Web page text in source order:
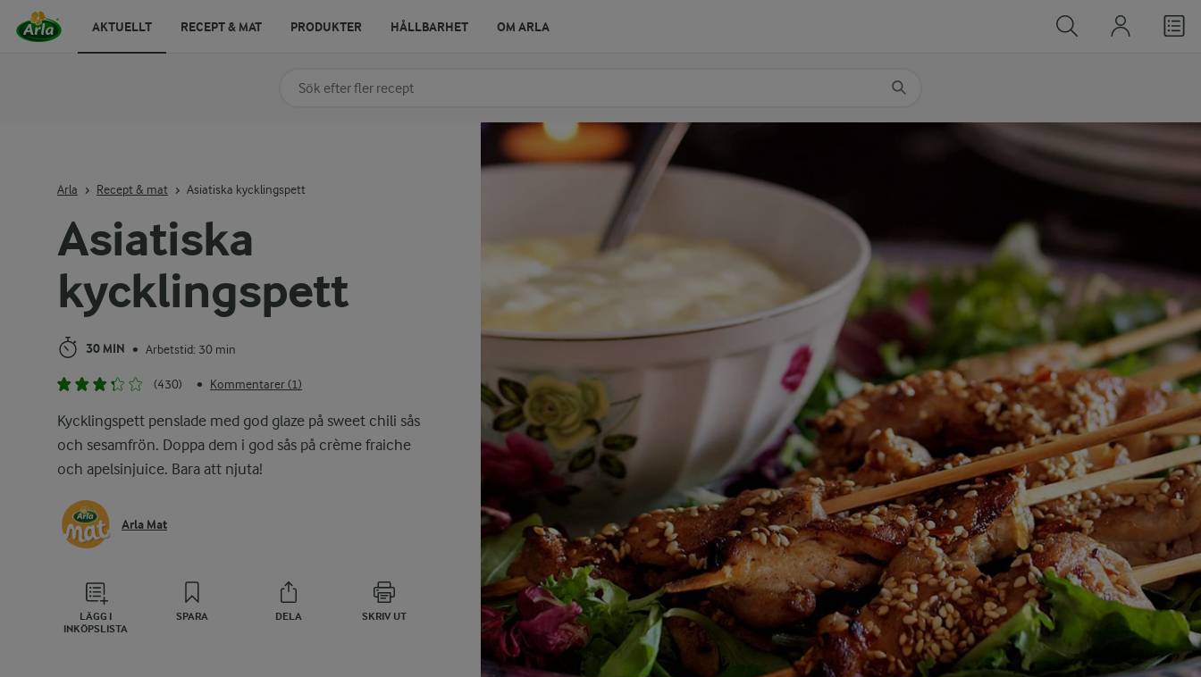
Asiatiska
kycklingspett
30 MIN • Arbetstid: 30 min
(430) • Kommentarer (1)
Kycklingspett penslade med god glaze på sweet chili sås
och sesamfrön. Doppa dem i god sås på crème fraiche
och apelsinjuice. Bara att njuta!
Arla Mat
LÄGG I
INKÖPSLISTA
SPARA DELA SKRIV UT
Arla Recept & mat Asiatiska kycklingspett
Sök på kategori eller ingrediens
AKTUELLT RECEPT & MAT PRODUKTER HÅLLBARHET OM ARLA